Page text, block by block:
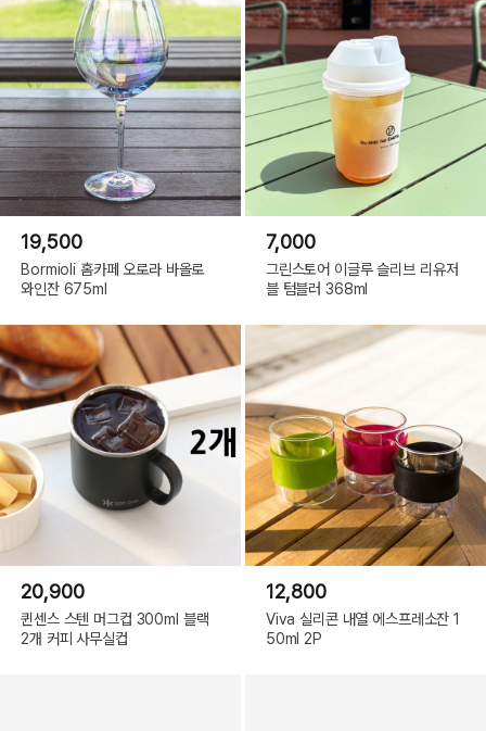
19,500
Bormioli 홈카페 오로라 바올로
와인잔 675ml
7,000
그린스토어 이글루 슬리브 리유저
블 텀블러 368ml
20,900
퀸센스 스텐 머그컵 300ml 블랙
2개 커피 사무실컵
12,800
Viva 실리콘 내열 에스프레소잔 1
50ml 2P